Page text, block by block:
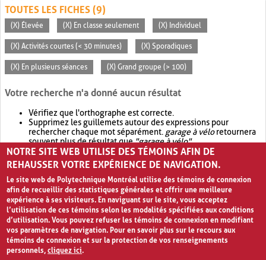
TOUTES LES FICHES (9)
(X) Élevée (X) En classe seulement (X) Individuel
(X) Activités courtes (< 30 minutes) (X) Sporadiques
(X) En plusieurs séances (X) Grand groupe (> 100)
Votre recherche n'a donné aucun résultat
Vérifiez que l'orthographe est correcte.
Supprimez les guillemets autour des expressions pour
rechercher chaque mot séparément. garage à véloretournera
souvent plus de résultat que"garage à vélo".
Envisagez d'élargir votre recherche avec OR.garage OR vélo
retournera souvent plus de résultat quegarage à vélo
NOTRE SITE WEB UTILISE DES TÉMOINS AFIN DE
REHAUSSER VOTRE EXPÉRIENCE DE NAVIGATION.
Le site web de Polytechnique Montréal utilise des témoins de connexion
afin de recueillir des statistiques générales et offrir une meilleure
expérience à ses visiteurs. En naviguant sur le site, vous acceptez
l’utilisation de ces témoins selon les modalités spécifiées aux conditions
d’utilisation. Vous pouvez refuser les témoins de connexion en modifiant
vos paramètres de navigation. Pour en savoir plus sur le recours aux
témoins de connexion et sur la protection de vos renseignements
personnels,cliquez ici.